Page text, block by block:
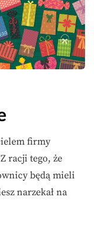
firmy
racji tego, że
będą mieli
narzekał na